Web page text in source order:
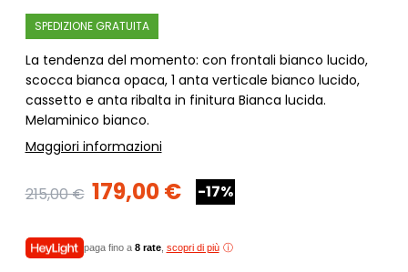
SPEDIZIONE GRATUITA
La tendenza del momento: con frontali bianco lucido,
scocca bianca opaca, 1 anta verticale bianco lucido,
cassetto e anta ribalta in finitura Bianca lucida.
Melaminico bianco.
Maggiori informazioni
215,00 € 179,00 € -17%
paga fino a 8 rate, scopri di più